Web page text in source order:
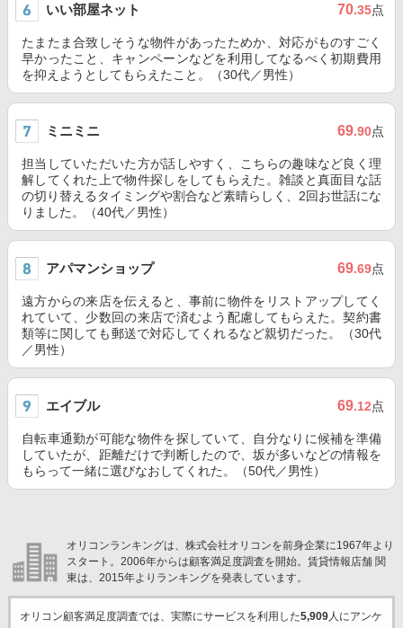
いい部屋ネット 70.35点
たまたま合致しそうな物件があったためか、対応がものすごく
早かったこと、キャンペーンなどを利用してなるべく初期費用
を抑えようとしてもらえたこと。（30代／男性）
ミニミニ 69.90点
担当していただいた方が話しやすく、こちらの趣味など良く理
解してくれた上で物件探しをしてもらえた。雑談と真面目な話
の切り替えるタイミングや割合など素晴らしく、2回お世話にな
りました。（40代／男性）
アパマンショップ 69.69点
遠方からの来店を伝えると、事前に物件をリストアップしてく
れていて、少数回の来店で済むよう配慮してもらえた。契約書
類等に関しても郵送で対応してくれるなど親切だった。（30代
／男性）
エイブル 69.12点
自転車通勤が可能な物件を探していて、自分なりに候補を準備
していたが、距離だけで判断したので、坂が多いなどの情報を
もらって一緒に選びなおしてくれた。（50代／男性）
オリコンランキングは、株式会社オリコンを前身企業に1967年より
スタート。2006年からは顧客満足度調査を開始。賃貸情報店舗 関
東は、2015年よりランキングを発表しています。
オリコン顧客満足度調査では、実際にサービスを利用した5,909人にアンケ